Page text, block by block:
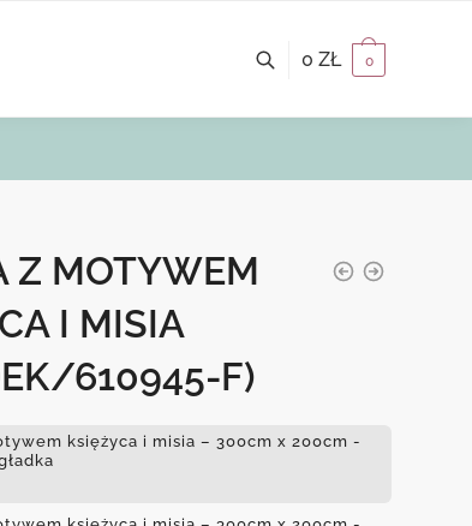
0 ZŁ 0
Z MOTYWEM
I MISIA
610945-F)
księżyca i misia – 300cm x 200cm -